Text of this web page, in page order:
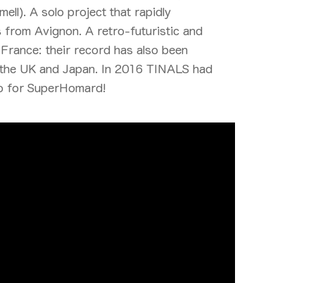
A solo project that rapidly
from Avignon. A retro-futuristic and
their record has also been
UK and Japan. In 2016 TINALS had
for SuperHomard!